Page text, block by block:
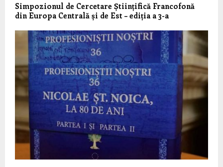
Simpozionul de Cercetare Științifică Francofonă
din Europa Centrală și de Est – ediția a 3-a